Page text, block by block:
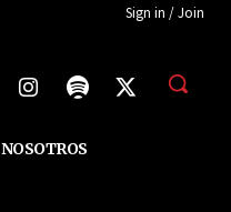
Sign in / Join
NOSOTROS